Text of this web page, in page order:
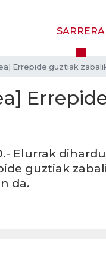
SARRERA
Errepide guztiak
Elurrak
guztiak
da.